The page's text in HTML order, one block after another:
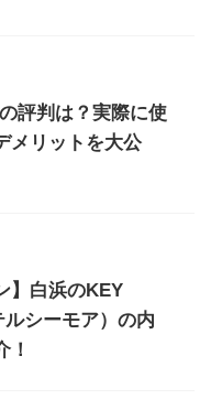
評判は？実際に使
メリットを大公
】白浜のKEY
シーモア）の内
！